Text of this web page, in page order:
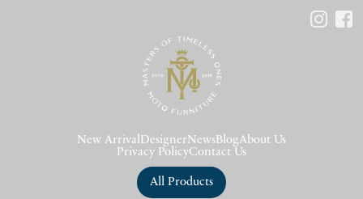
New Arrival DesignerNews BlogAbout Us
Privacy PolicyContact Us
All Products